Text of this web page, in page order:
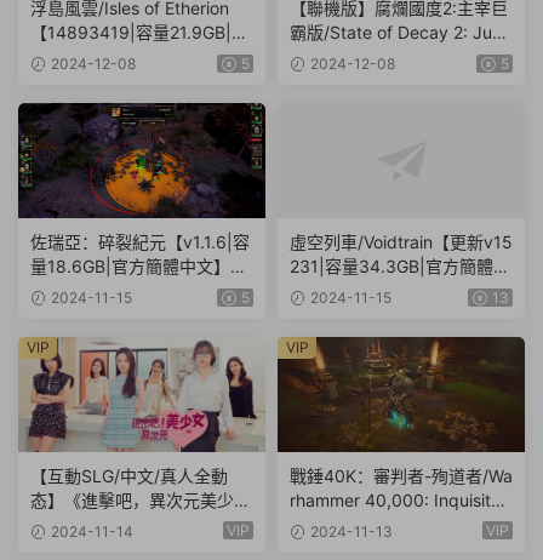
浮島風雲/Isles of Etherion
【14893419|容量21.9GB|官
方簡體中文】
2024-12-08 5
【聯機版】腐爛國度2:主宰巨
霸版/State of Decay 2: Jug
gernaut Edition【Build.2611
2024-12-08 5
佐瑞亞：碎裂紀元【v1.1.6|容
量18.6GB|官方簡體中文】Zo
ria: Age of Shattering
2024-11-15 5
虛空列車/Voidtrain【更新v15
231|容量34.3GB|官方簡體中
文】2024-11-15 13
【互動SLG/中文/真人全動
态】《進擊吧，異次元美少
女!遊戲》 官方中文硬盤版【2
2024-11-14 VIP
VIP
戰錘40K：審判者-殉道者/Wa
rhammer 40,000: Inquisitor
– Martyr【v2.9.4|容量80.1G
2024-11-13 VIP
VIP